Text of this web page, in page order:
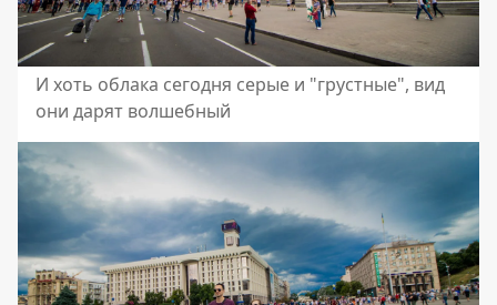
И хоть облака сегодня серые и "грустные", вид
они дарят волшебный